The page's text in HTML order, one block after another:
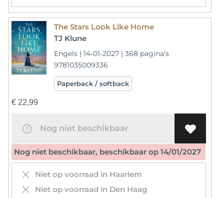
The Stars Look Like Home
TJ Klune
Engels | 14-01-2027 | 368 pagina's
9781035009336
Paperback / softback
€22,99
Nog niet beschikbaar
Nog niet beschikbaar, beschikbaar op 14/01/2027
Niet op voorraad in Haarlem
Niet op voorraad in Den Haag